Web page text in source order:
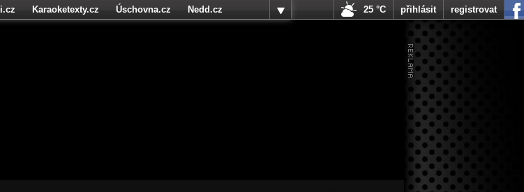
Karaoketexty.cz Úschovna.cz
Nedd.cz
25 °C přihlásit registrovat